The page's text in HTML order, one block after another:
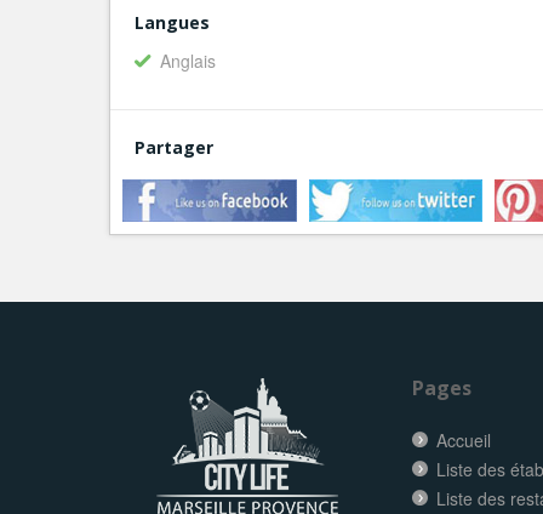
Langues
Anglais
Partager
Pages
Accueil
Liste des
Liste des